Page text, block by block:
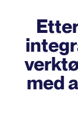
med